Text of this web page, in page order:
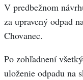
V predbežnom
za upravený odpad
Chovanec.
Po zohľadnení
uloženie odpadu na